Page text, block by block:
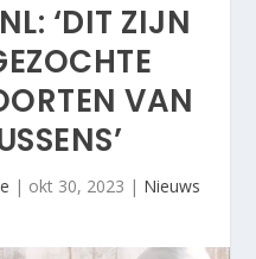
‘DIT ZIJN
VAN
| okt 30, 2023 | Nieuws